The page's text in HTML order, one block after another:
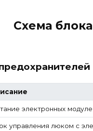
Схема
электронных
управления люком с